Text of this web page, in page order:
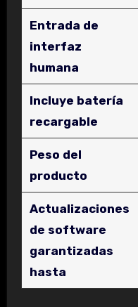
Entrada de
interfaz
humana
Incluye batería
recargable
Peso del
producto
Actualizaciones
de software
garantizadas
hasta